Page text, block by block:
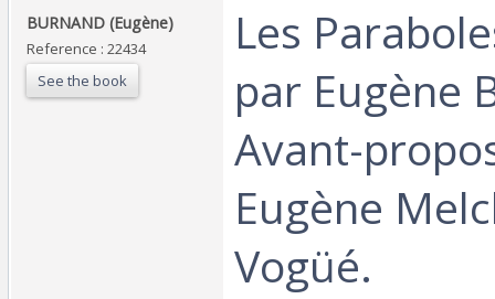
‎BURNAND (Eugène)‎
Reference : 22434
See the book
‎Les
par Eugène
Avant-
Eugène
Vogüé.‎